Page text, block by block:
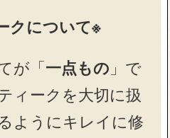
クについて※
が「 一点もの 」で
ィークを大切に扱
ようにキレイに修